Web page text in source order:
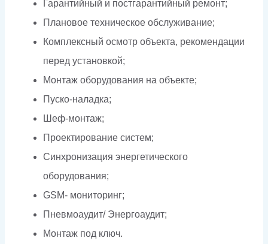
Гарантийный и постгарантийный ремонт;
Плановое техническое обслуживание;
Комплексный осмотр объекта, рекомендации
перед установкой;
Монтаж оборудования на объекте;
Пуско-наладка;
Шеф-монтаж;
Проектирование систем;
Синхронизация энергетического
оборудования;
GSM- мониторинг;
Пневмоаудит/ Энергоаудит;
Монтаж под ключ.